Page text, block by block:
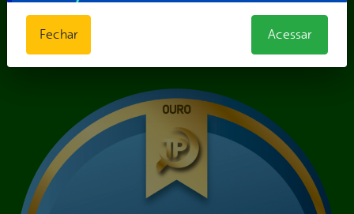
Recursos Humanos
Renúncias de
Fechar Acessar